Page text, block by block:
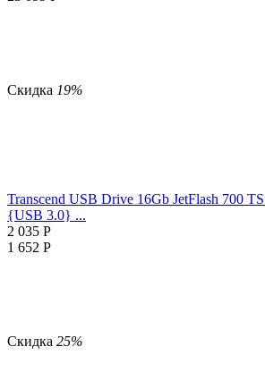
Скидка 19%
Transcend USB Drive 16Gb JetFlash 700
{USB 3.0} ...
2 035 Р
1 652 Р
Скидка 25%